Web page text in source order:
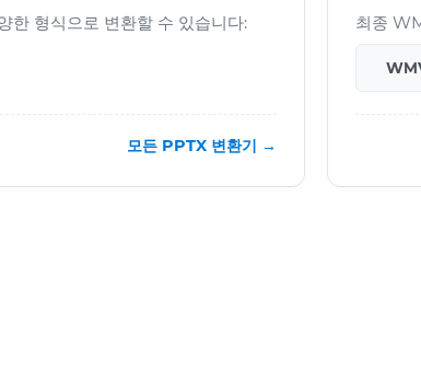
형식으로 변환할 수 있습니다:
모든 PPTX 변환기 →
최종